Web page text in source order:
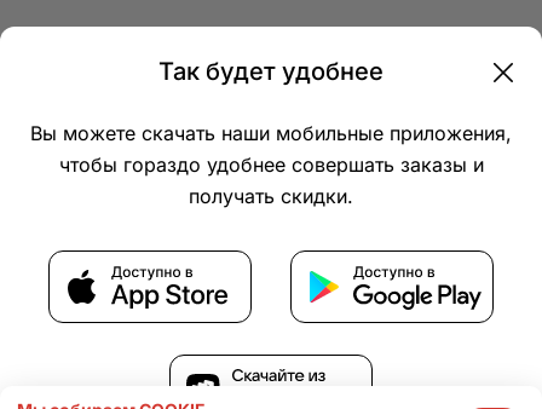
© 2026 Thapl.com, все права защищены
Так будет удобнее
Вы можете скачать наши мобильные приложения,
чтобы гораздо удобнее совершать заказы и
получать скидки.